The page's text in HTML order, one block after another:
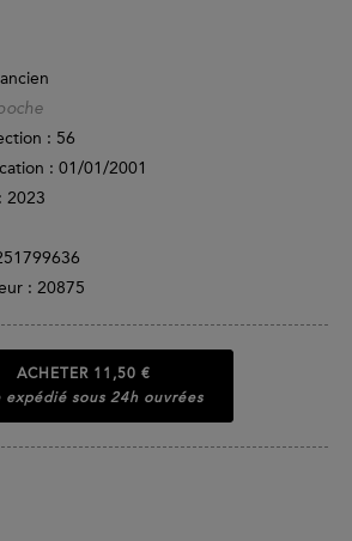
: 56
: 01/01/2001
2023
: 20875
ACHETER 11,50 €
expédié sous 24h ouvrées